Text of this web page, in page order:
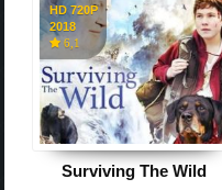
HD 720P
2018
6,1
Surviving The Wild